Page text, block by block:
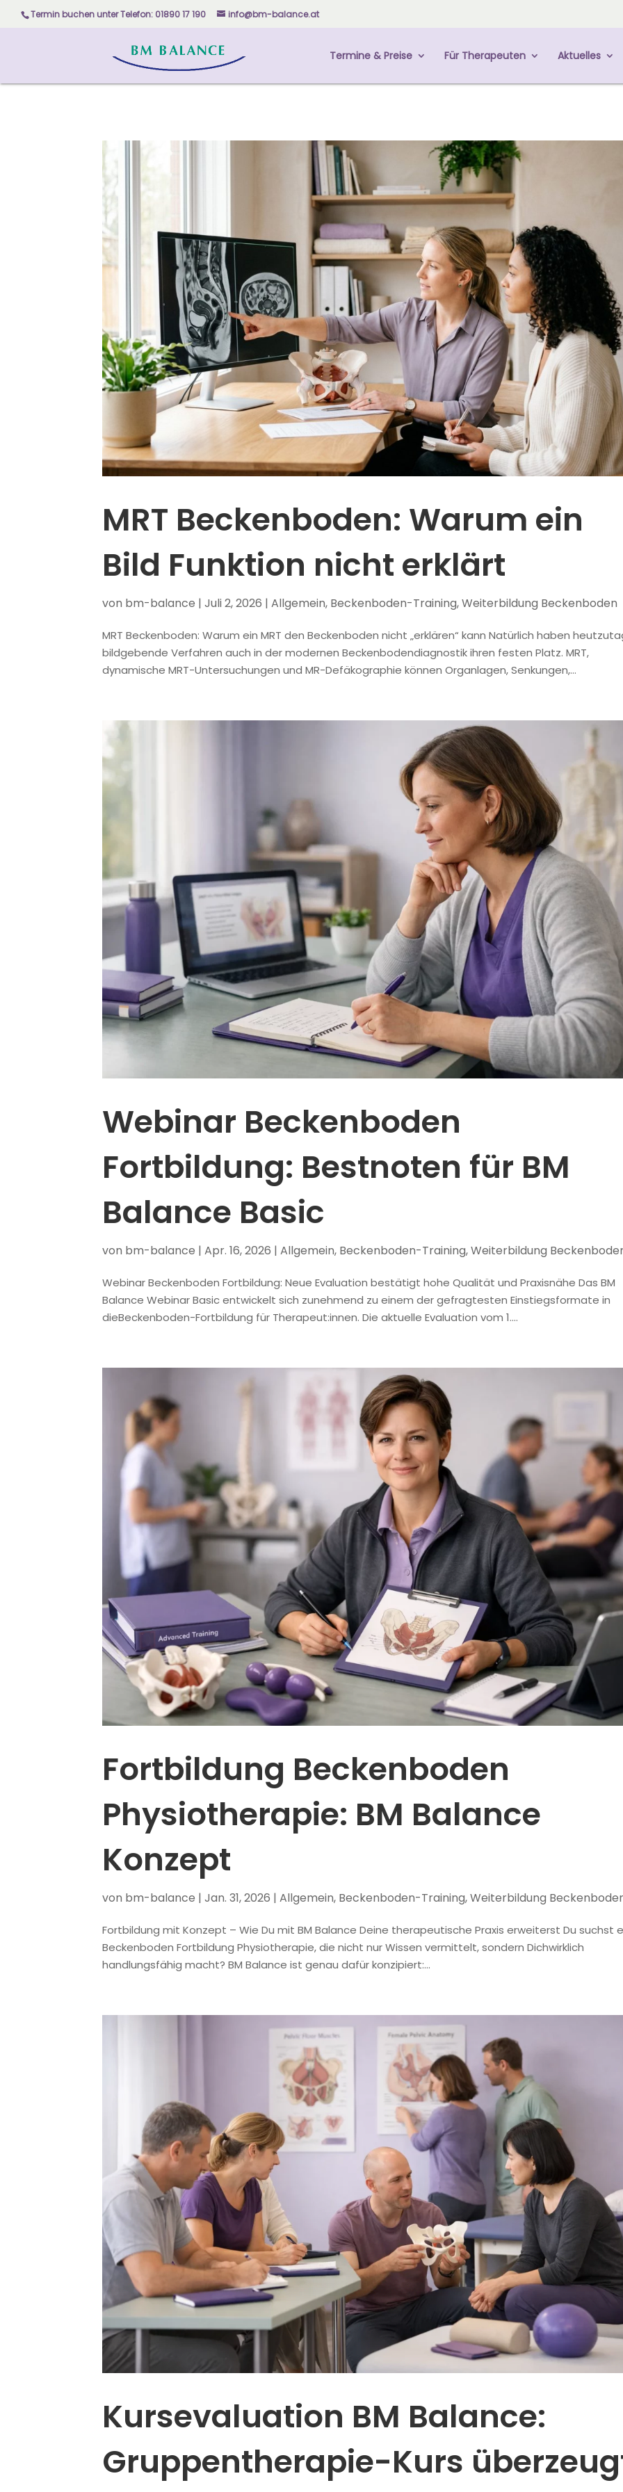
Skip to content
Termin buchen unterTelefon: 01890 17 190 info@bm-balance.at
Termine & Preise Für Therapeuten Aktuelles
MRT Beckenboden: Warum ein
Bild Funktion nicht erklärt
von bm-balance | Juli 2, 2026 | Allgemein, Beckenboden-Training,Weiterbildung Beckenboden
MRT Beckenboden: Warum ein MRT den Beckenboden nicht „erklären“ kann Natürlich haben
bildgebende Verfahren auch in der modernen Beckenbodendiagnostik ihren festen Platz. MRT,
dynamische MRT-Untersuchungen und MR-Defäkographie können Organlagen, Senkungen,...
Webinar Beckenboden
Fortbildung: Bestnoten für BM
Balance Basic
von bm-balance | Apr. 16, 2026 | Allgemein, Beckenboden-Training,Weiterbildung
Webinar Beckenboden Fortbildung: Neue Evaluation bestätigt hohe Qualität und Praxisnähe Das BM
Balance Webinar Basic entwickelt sich zunehmend zu einem der gefragtesten Einstiegsformate in
dieBeckenboden-Fortbildung für Therapeut:innen. Die aktuelle Evaluation vom 1....
Fortbildung Beckenboden
Physiotherapie: BM Balance
Konzept
von bm-balance | Jan. 31, 2026 | Allgemein, Beckenboden-Training,Weiterbildung
Fortbildung mit Konzept – Wie Du mit BM Balance Deine therapeutische Praxis erweiterst Du suchst
Beckenboden Fortbildung Physiotherapie, die nicht nur Wissen vermittelt, sondern Dichwirklich
handlungsfähig macht? BM Balance ist genau dafür konzipiert:...
Kursevaluation BM Balance:
Gruppentherapie-Kurs